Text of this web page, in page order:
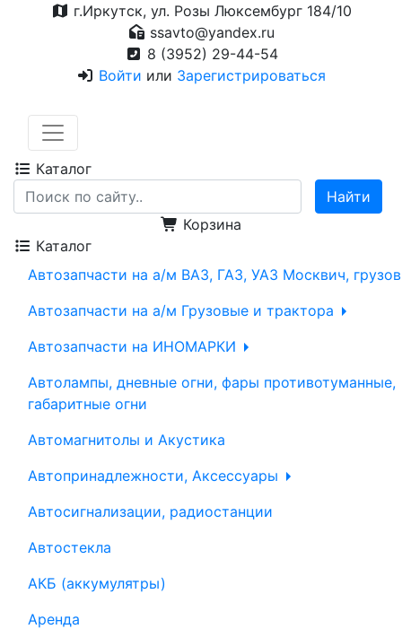
г.Иркутск, ул. Розы Люксембург 184/10
ssavto@yandex.ru
8 (3952) 29-44-54
Войти или Зарегистрироваться
Каталог
Корзина
Каталог
Автозапчасти на а/м ВАЗ, ГАЗ, УАЗ Москвич,
Автозапчасти на а/м Грузовые и трактора
Автозапчасти на ИНОМАРКИ
Автолампы, дневные огни, фары противотуманные,
габаритные огни
Автомагнитолы и Акустика
Автопринадлежности, Аксессуары
Автосигнализации, радиостанции
Автостекла
АКБ (аккумулятры)
Аренда